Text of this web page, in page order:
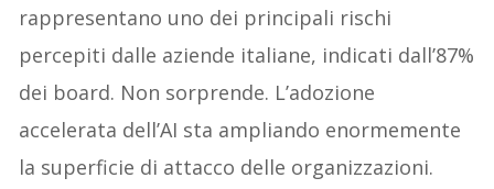
rappresentano uno dei principali rischi
percepiti dalle aziende italiane, indicati dall’87%
dei board. Non sorprende. L’adozione
accelerata dell’AI sta ampliando enormemente
la superficie di attacco delle organizzazioni.